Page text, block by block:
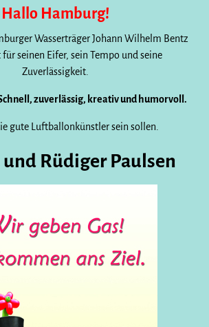
Hallo Hamburg!
Wasserträger Johann Wilhelm Bentz
seinen Eifer, sein Tempo und seine
Zuverlässigkeit.
zuverlässig, kreativ und humorvoll.
gute Luftballonkünstler sein sollen.
Rüdiger Paulsen